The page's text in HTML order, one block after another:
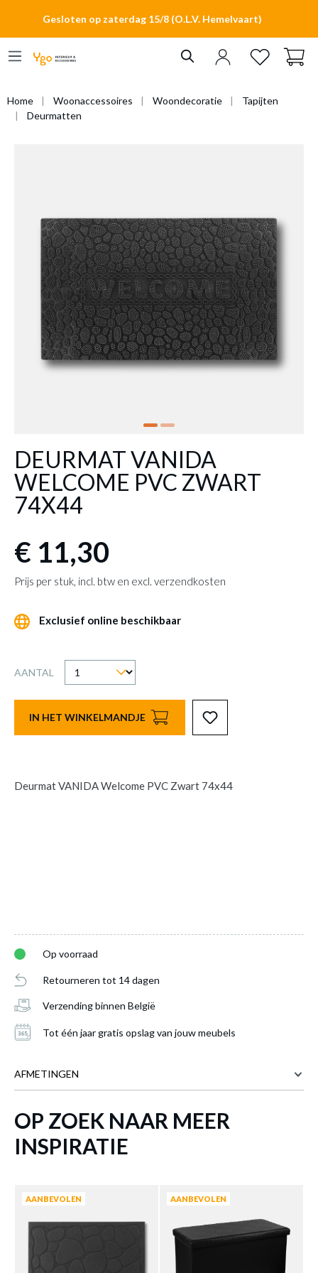
Gesloten op zaterdag 15/8 (O.L.V. Hemelvaart)
Home Woonaccessoires Woondecoratie
Tapijten
Deurmatten
DEURMAT VANIDA
WELCOME PVC ZWART
74X44
€ 11,30
Prijs per stuk, incl. btw en excl. verzendkosten
Exclusief online beschikbaar
AANTAL
IN HET WINKELMANDJE
Deurmat VANIDA Welcome PVC Zwart 74x44
Op voorraad
Retourneren tot 14 dagen
Verzending binnen België
Tot één jaar gratis opslag van jouw meubels
AFMETINGEN
BREEDTE 74 cm
OP ZOEK NAAR MEER
INSPIRATIE
AANBEVOLEN AANBEVOLEN
74x44is toegevoegd aan je winkelmandje